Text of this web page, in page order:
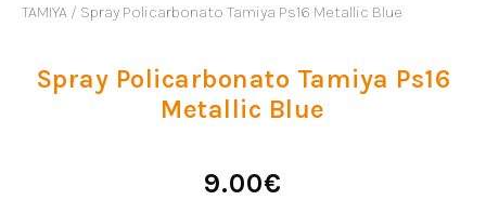
TAMIYA / Spray Policarbonato Tamiya Ps16 Metallic Blue
Spray Policarbonato Tamiya Ps16
Metallic Blue
9.00€